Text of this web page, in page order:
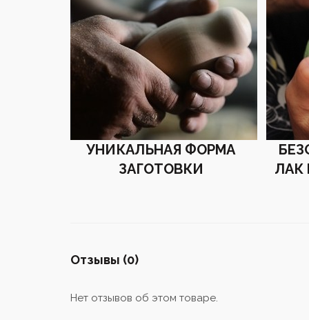
УНИКАЛЬНАЯ ФОРМА
ЗАГОТОВКИ
ЛАК
Отзывы (0)
Нет отзывов об этом товаре.